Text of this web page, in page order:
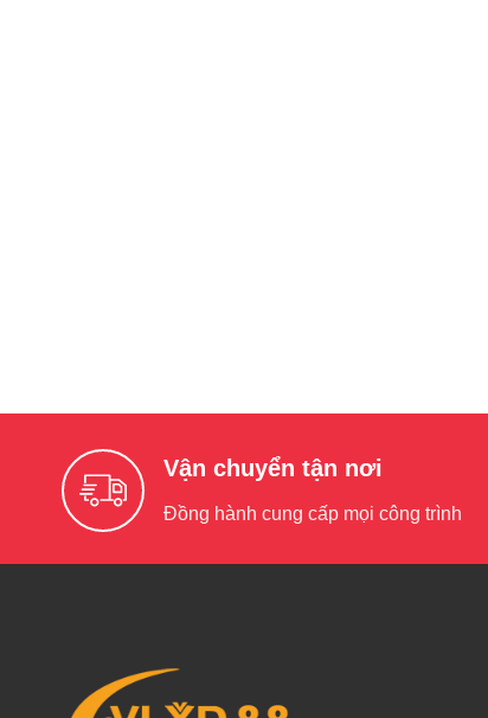
Vận chuyển tận nơi
Đồng hành cung cấp mọi công trình